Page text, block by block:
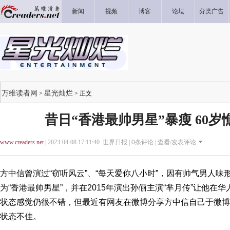
新闻 视频 博客 论坛 分类广告
万维读者网 > 星光灿烂 > 正文
昔日“香港最帅男星”暴瘦 60岁
www.creaders.net| 2023-04-08 17:11:40 世界日报 | 0条评论 | 查看/发表评论
方中信曾演过“窃听风云”、“每天爱你八小时”，因有帅气男人
为“香港最帅男星”，并在2015年演出孙俪主演“芈月传”让他在
状态感觉仍很不错，但最近有网友在微博分享方中信自己于微
状态不佳。